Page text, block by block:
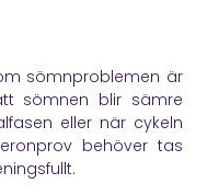
sömnproblemen är
sömnen blir sämre
eller när cykeln
behöver tas